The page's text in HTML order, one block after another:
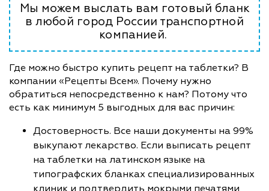
Мы можем выслать вам готовый бланк
в любой город России транспортной
компанией.
Где можно быстро купить рецепт на таблетки? В
компании «Рецепты Всем». Почему нужно
обратиться непосредственно к нам? Потому что
есть как минимум 5 выгодных для вас причин:
Достоверность. Все наши документы на 99%
выкупают лекарство. Если выписать рецепт
на таблетки на латинском языке на
типографских бланках специализированных
клиник и подтвердить мокрыми печатями